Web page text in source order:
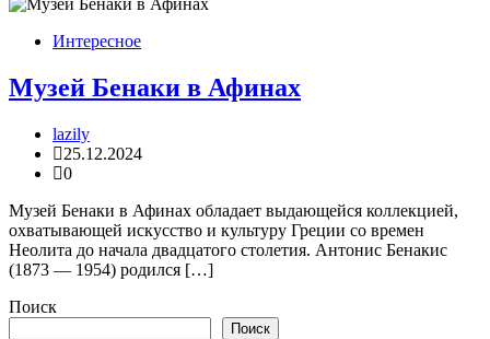
Интересное
Музей Бенаки в Афинах
lazily
25.12.2024
0
Музей Бенаки в Афинах обладает выдающейся коллекцией,
охватывающей искусство и культуру Греции со времен
Неолита до начала двадцатого столетия. Антонис Бенакис
(1873 — 1954) родился […]
Поиск
Поиск